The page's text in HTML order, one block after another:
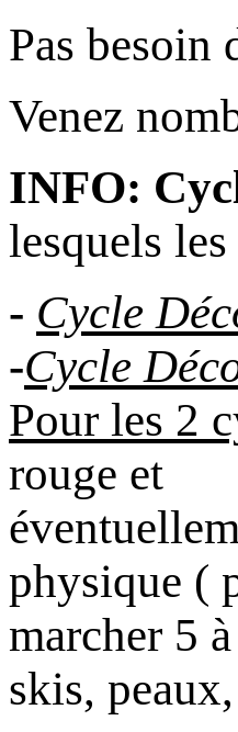
Pas besoin
Venez
INFO:
lesquels
- Cycle
-Cycle
Pour les 2
rouge et
physique (
marcher 5
skis,